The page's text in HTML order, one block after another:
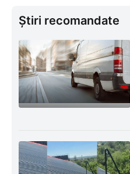
Știri recomandate